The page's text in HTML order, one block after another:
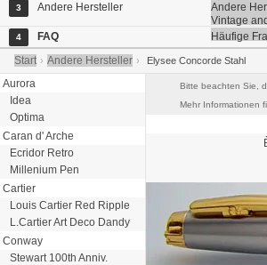
3 Andere Hersteller
Andere
Vintage
4 FAQ
Häufige
Start › Andere Hersteller › Elysee Concorde Stahl
Aurora
Idea
Optima
Caran d' Arche
Ecridor Retro
Millenium Pen
Cartier
Louis Cartier Red Ripple
L.Cartier Art Deco Dandy
Conway
Stewart 100th Anniv.
Bitte beachten Sie,
Mehr Informationen